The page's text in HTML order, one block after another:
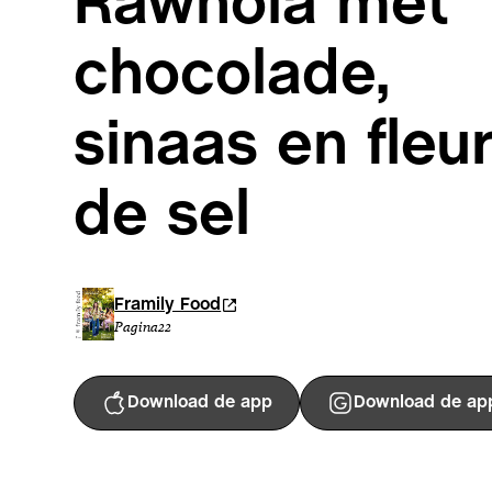
chocolade,
sinaas en
de sel
Framily Food
Pagina22
Download de app Download de